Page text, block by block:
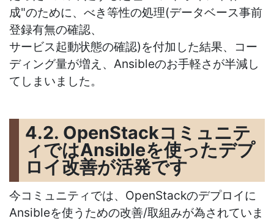
成"のために、べき等性の処理(データベース事前
登録有無の確認、
サービス起動状態の確認)を付加した結果、コー
ディング量が増え、Ansibleのお手軽さが半減し
てしまいました。
4.2. OpenStackコミュニテ
ィではAnsibleを使ったデプ
ロイ改善が活発です
今コミュニティでは、OpenStackのデプロイに
Ansibleを使うための改善/取組みが為されていま